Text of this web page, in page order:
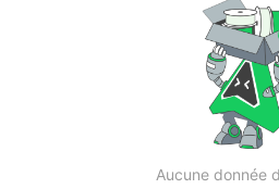
Aucune donnée